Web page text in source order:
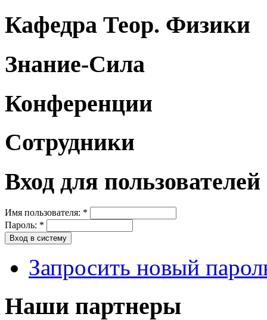
Кафедра Теор. Физики
Знание-Сила
Конференции
Сотрудники
Вход для пользователей
Имя пользователя: *
Пароль: *
Запросить новый
Наши партнеры